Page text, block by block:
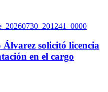
solicitó licencia
en el cargo